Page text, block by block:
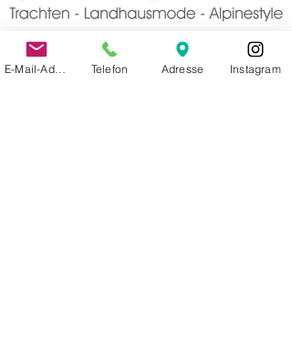
E-Mail-Adresse Telefon Adresse Instagram